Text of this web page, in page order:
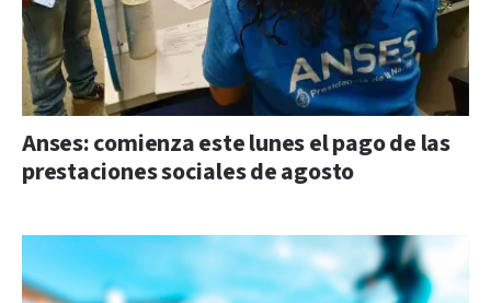
Anses: comienza este lunes el pago de las
prestaciones sociales de agosto